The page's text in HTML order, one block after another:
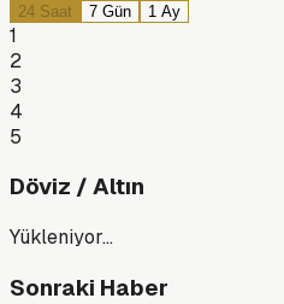
24 Saat 7 Gün 1 Ay
1
2
3
4
5
Döviz / Altın
Yükleniyor…
Sonraki Haber